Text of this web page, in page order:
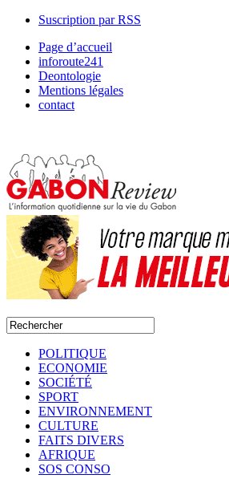
Suscription par RSS
Page d’accueil
inforoute241
Deontologie
Mentions légales
contact
POLITIQUE
ECONOMIE
SOCIÉTÉ
SPORT
ENVIRONNEMENT
CULTURE
FAITS DIVERS
AFRIQUE
SOS CONSO